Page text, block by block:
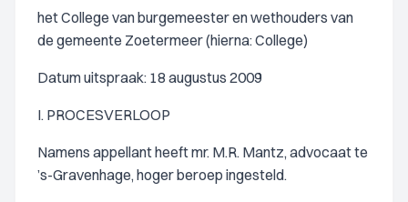
het College van burgemeester en wethouders van
de gemeente Zoetermeer (hierna: College)
Datum uitspraak: 18 augustus 2009
I. PROCESVERLOOP
Namens appellant heeft mr. M.R. Mantz, advocaat te
’s-Gravenhage, hoger beroep ingesteld.